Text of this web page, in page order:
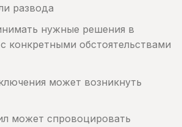
развода
нужные решения в
конкретными обстоятельствами
может возникнуть
может спровоцировать